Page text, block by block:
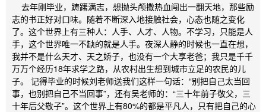
去年刚毕业，踌躇满志，想抛头颅撒热血闯出一翻天地，那些励
志的书正好对口味。随着不断深入地接触社会，心态也随之变化
了。这个世界上有三种人：人手、人才、人物。不学习，只能是人
手，这个世界唯一不缺的就是人手。夜深人静的时候也一直在想，
我并不是什么天才、天之娇子，也没有一个大享老爸；我只是千千
万万个经历18年求学之路，从农村出生想到城市立足的农民的儿
子。 记得毕业的时候刘老师送我们这样一句话：“别把自己太当回
事，也别把自己不当回事”，还有吴老师的：“三十年前子敬父，三
十年后父敬子”。这个世界上有80%的都是平凡人，只有把自己的心